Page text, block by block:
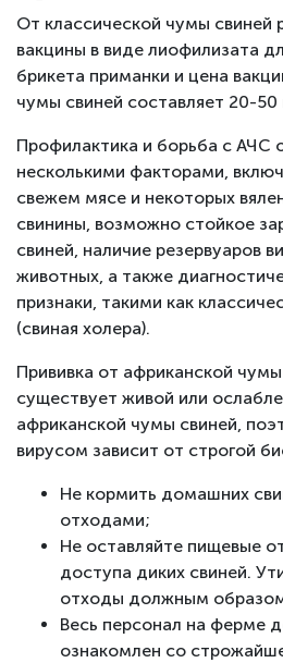
От классической чумы свиней
вакцины в виде лиофилизата
брикета приманки и цена
чумы свиней составляет 20-50
Профилактика и борьба с АЧС
несколькими факторами,
свежем мясе и некоторых
свинины, возможно стойкое
свиней, наличие резервуаров
животных, а также
признаки, такими как
(свиная холера).
Прививка от африканской
существует живой или
африканской чумы свиней,
вирусом зависит от строгой
Не кормить домашних
отходами;
Не оставляйте пищевые
доступа диких свиней.
отходы должным
Весь персонал на ферме
ознакомлен со